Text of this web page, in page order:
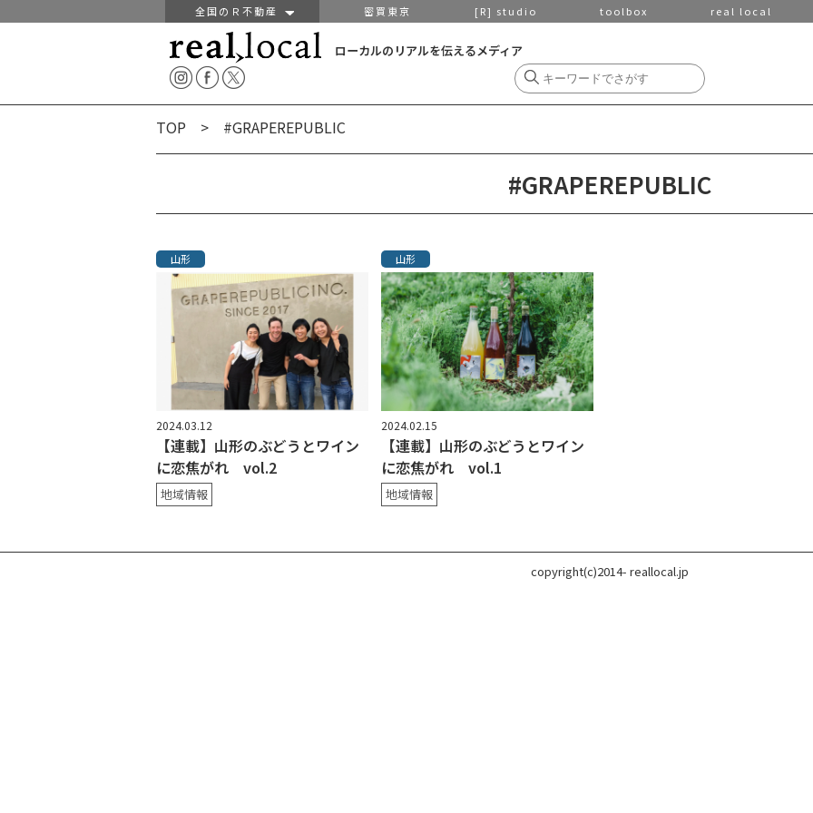
全国のＲ不動産 密買東京 [R] studio toolbox real local
ローカルのリアルを伝えるメディア
TOP > #GRAPEREPUBLIC
#GRAPEREPUBLIC
山形
2024.03.12
【連載】山形のぶどうとワイン
に恋焦がれ vol.2
地域情報
山形
2024.02.15
【連載】山形のぶどうとワイン
に恋焦がれ vol.1
地域情報
copyright(c)2014- reallocal.jp